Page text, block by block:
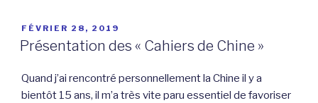
PUBLIÉ
LE
FÉVRIER 28, 2019
Présentation des « Cahiers de Chine »
Quand j’ai rencontré personnellement la Chine il y a
bientôt 15 ans, il m’a très vite paru essentiel de favoriser